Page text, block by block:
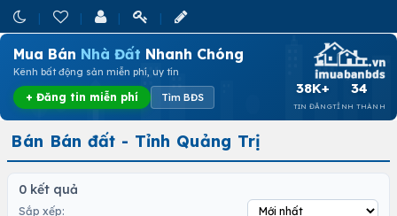
Mua Bán Nhà Đất Nhanh Chóng
Kênh bất động sản miễn phí, uy tín
+ Đăng tin miễn phí Tìm BĐS
38K+
TIN ĐĂNG
34
TỈNH THÀNH
Bán Bán đất - Tỉnh Quảng Trị
0 kết quả
Sắp xếp: